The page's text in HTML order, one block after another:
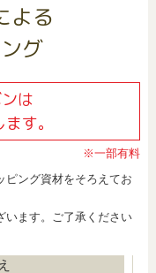
よる
グ
は
す。
※一部有料
ピング資材をそろえてお
ます。ご了承ください